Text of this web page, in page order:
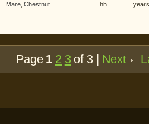
Mare Chestnut hh years
Page 1 2 3of 3 | Next